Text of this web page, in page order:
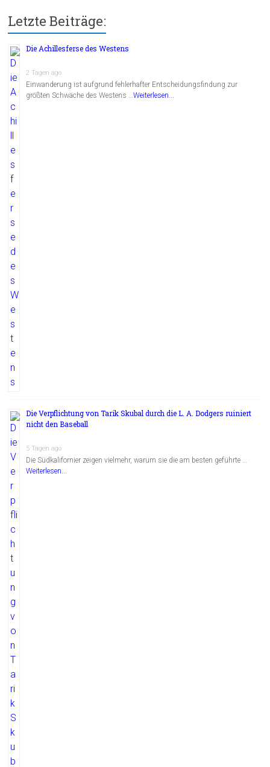
Letzte Beiträge:
Die Achillesferse des Westens
2 Tagen ago
Einwanderung ist aufgrund fehlerhafter Entscheidungsfindung zur
größten Schwäche des Westens …Weiterlesen...
Die Verpflichtung von Tarik Skubal durch die L. A. Dodgers ruiniert
nicht den Baseball
5 Tagen ago
Die Südkalifornier zeigen vielmehr, warum sie die am besten geführte …
Weiterlesen...